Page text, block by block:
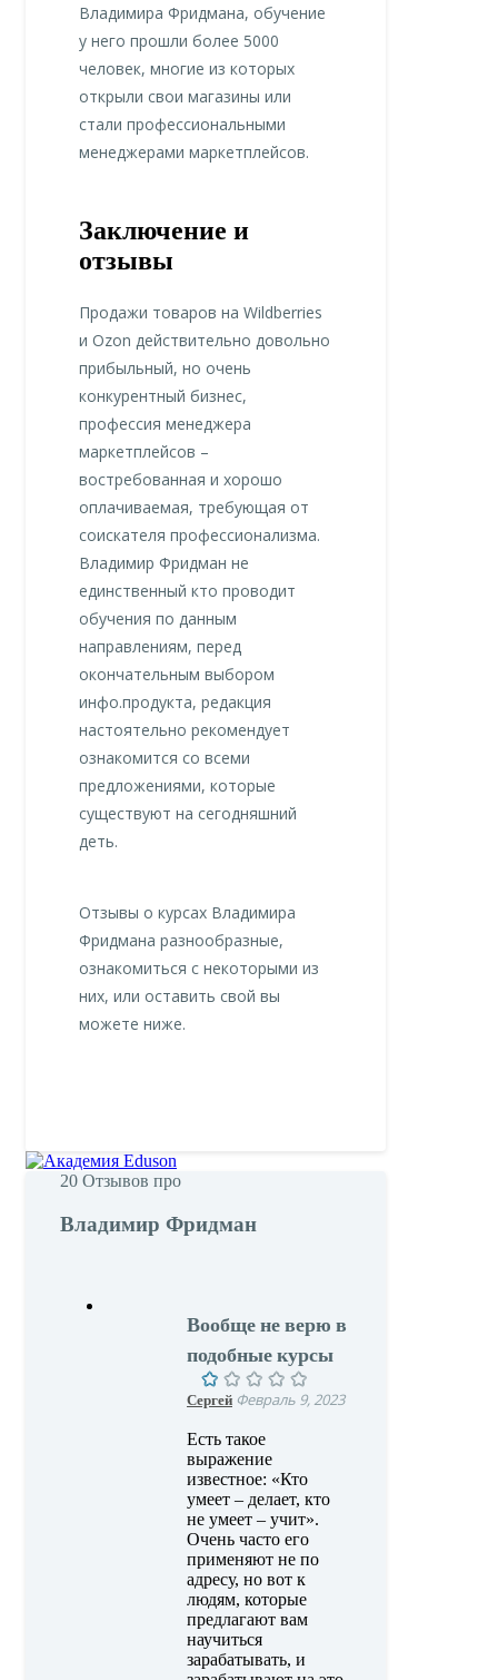
Владимира Фридмана, обучение
у него прошли более 5000
человек, многие из которых
открыли свои магазины или
стали профессиональными
менеджерами маркетплейсов.
Заключение и
отзывы
Продажи товаров на Wildberries
и Ozon действительно довольно
прибыльный, но очень
конкурентный бизнес,
профессия менеджера
маркетплейсов –
востребованная и хорошо
оплачиваемая, требующая от
соискателя профессионализма.
Владимир Фридман не
единственный кто проводит
обучения по данным
направлениям, перед
окончательным выбором
инфо.продукта, редакция
настоятельно рекомендует
ознакомится со всеми
предложениями, которые
существуют на сегодняшний
деть.
Отзывы о курсах Владимира
Фридмана разнообразные,
ознакомиться с некоторыми из
них, или оставить свой вы
можете ниже.
20 Отзывов про
Владимир Фридман
Вообще не верю в
подобные курсы
Сергей Февраль 9, 2023
Есть такое
выражение
известное: «Кто
умеет – делает, кто
не умеет – учит».
Очень часто его
применяют не по
адресу, но вот к
людям, которые
предлагают вам
научиться
зарабатывать, и